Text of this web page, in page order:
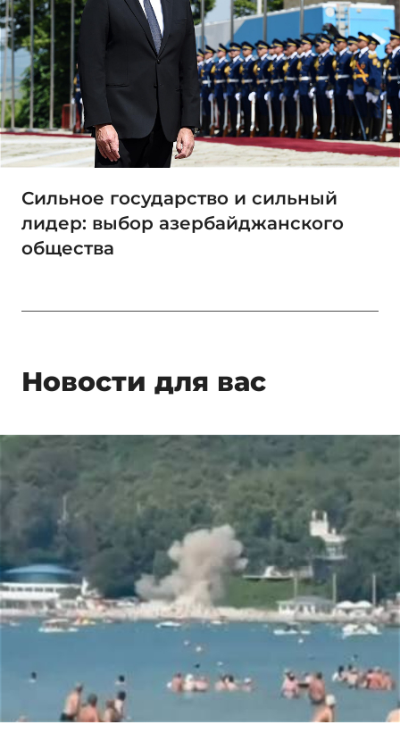
Сильное государство и сильный
лидер: выбор азербайджанского
общества
Новости для вас